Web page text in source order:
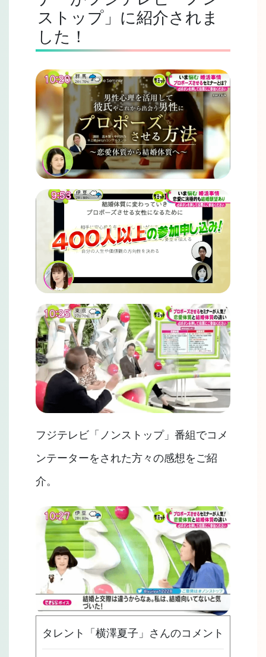
ストップ」に紹介されま
した！
フジテレビ「ノンストップ」番組でコメ
ンテーターをされた方々の感想をご紹
介。
タレント「横澤夏子」さんのコメント